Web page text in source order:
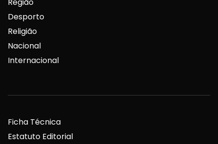
Desporto
Religião
Nacional
Internacional
Ficha Técnica
Estatuto Editorial